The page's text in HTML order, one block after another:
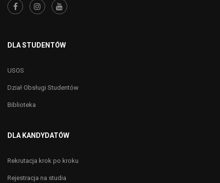
DLA STUDENTÓW
USOS
Dział Obsługi Studentów
Biblioteka
DLA KANDYDATÓW
Rekrutacja krok po kroku
Rejestracja na studia